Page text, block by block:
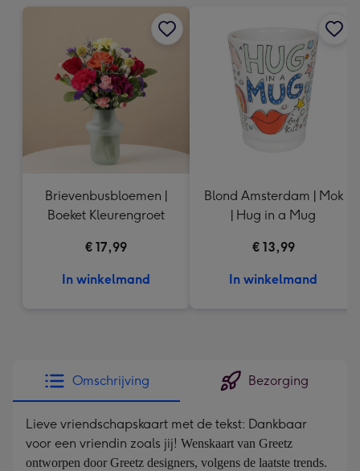
241
333
mm
Brievenbusbloemen |
Boeket Kleurengroet
€ 17,99
In winkelmand
Blond Amsterdam | Mok
| Hug in a Mug
€ 13,99
In winkelmand
Omschrijving Bezorging
Lieve vriendschapskaart met de tekst: Dankbaar
voor een vriendin zoals jij! Wenskaart van Greetz
ontworpen door Greetz designers, volgens de laatste trends.